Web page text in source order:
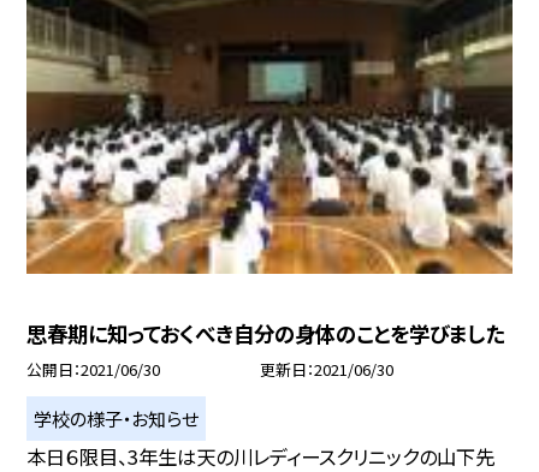
思春期に知っておくべき自分の身体のことを学びました
公開日 2021/06/30 更新日 2021/06/30
学校の様子・お知らせ
本日６限目、3年生は天の川レディースクリニックの山下先